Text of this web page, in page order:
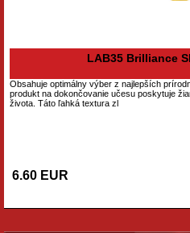
LAB35 Brilliance
Obsahuje optimálny výber z najlepších
produkt na dokončovanie učesu poskytuje
života. Táto ľahká textura zl
6.60 EUR